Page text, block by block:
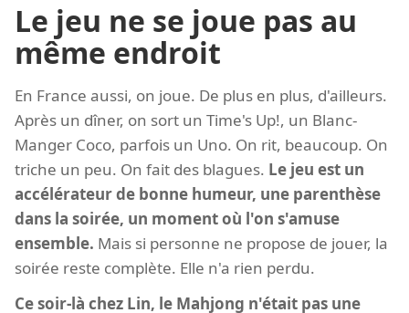
Le jeu ne se joue pas au
même endroit
En France aussi, on joue. De plus en plus, d'ailleurs.
Après un dîner, on sort un Time's Up!, un Blanc-
Manger Coco, parfois un Uno. On rit, beaucoup. On
triche un peu. On fait des blagues. Le jeu est un
accélérateur de bonne humeur, une parenthèse
dans la soirée, un moment où l'on s'amuse
ensemble. Mais si personne ne propose de jouer, la
soirée reste complète. Elle n'a rien perdu.
Ce soir-là chez Lin, le Mahjong n'était pas une